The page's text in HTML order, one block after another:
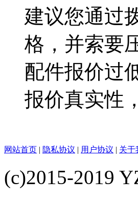
建议您通过
格，并索要
配件报价过
报价真实性
网站首页 | 隐私协议 | 用户协议 | 关于
(c)2015-2019